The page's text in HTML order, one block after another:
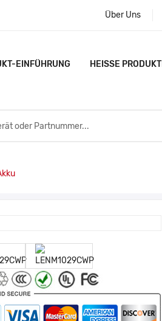
Über Uns
EINFÜHRUNG HEISSE PRODUKTE